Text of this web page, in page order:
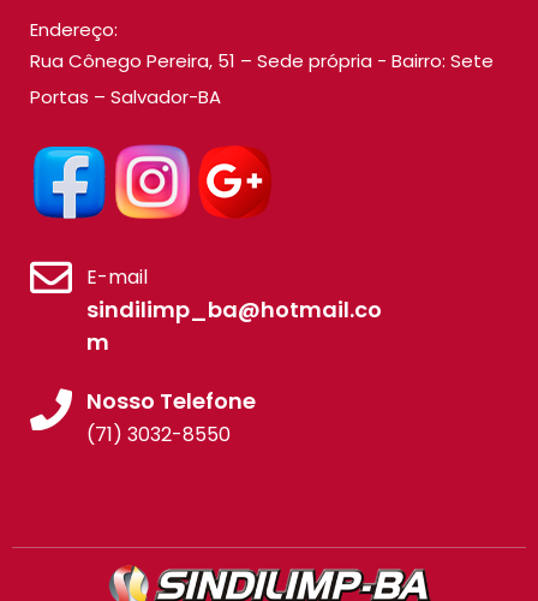
Endereço:
Rua Cônego Pereira, 51 – Sede própria - Bairro: Sete
Portas – Salvador-BA
E-mail
sindilimp_ba@hotmail.co
m
Nosso Telefone
(71) 3032-8550